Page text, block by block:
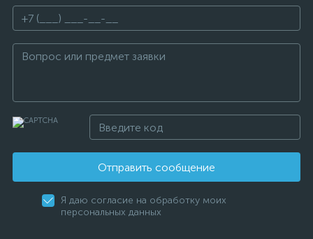
Отправить сообщение
Я даю согласие на обработку моих
персональных данных